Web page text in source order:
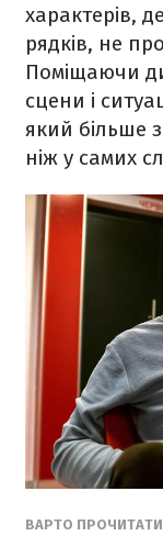
характерів,
рядків, не
Поміщаючи
сцени і
який більше
ніж у самих
ВАРТО